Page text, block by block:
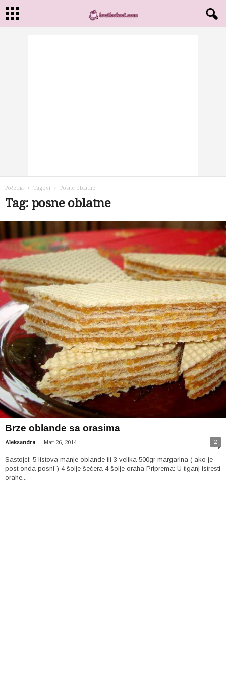
Početna Tagovi Posne oblatne
Tag: posne oblatne
Brze oblande sa orasima
Aleksandra - Mar 26, 2014 2
Sastojci: 5 listova manje oblande ili 3 velika 500gr margarina ( ako je
post onda posni ) 4 šolje šećera 4 šolje oraha Priprema: U tiganj istresti
orahe...